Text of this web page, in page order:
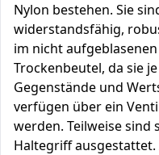
Nylon bestehen. Sie
widerstandsfähig,
im nicht
Trockenbeutel, da sie
Gegenstände und
verfügen über ein
werden. Teilweise
Haltegriff